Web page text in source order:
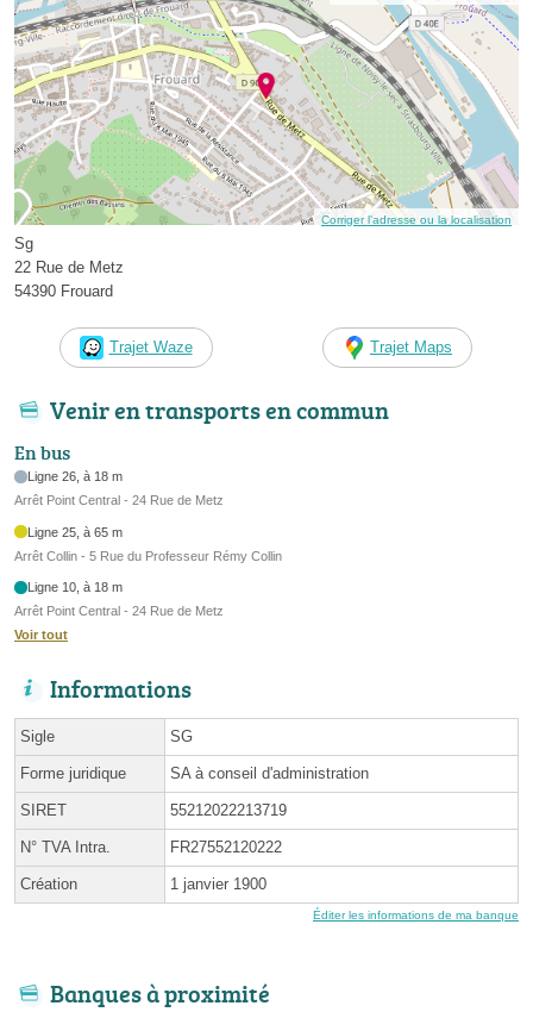
Corriger l’adresse ou la localisation
Sg
22 Rue de Metz
54390 Frouard
Trajet Waze Trajet Maps
Venir en transports en commun
En bus
Ligne 26, à 18 m
Arrêt Point Central - 24 Rue de Metz
Ligne 25, à 65 m
Arrêt Collin - 5 Rue du Professeur Rémy Collin
Ligne 10, à 18 m
Arrêt Point Central - 24 Rue de Metz
Voir tout
Informations
Sigle SG
Forme juridique SA à conseil d'administration
SIRET 55212022213719
N° TVA Intra. FR27552120222
Création 1 janvier 1900
Éditer les informations de ma banque
Banques à proximité